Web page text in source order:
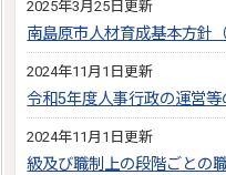
2025年3月25日更新
南島原市人材育成基本方針
2024年11月1日更新
令和5年度人事行政の運営
2024年11月1日更新
級及び職制上の段階ごとの